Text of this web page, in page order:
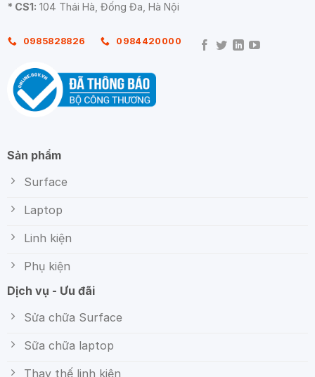
* CS1: 104 Thái Hà, Đống Đa, Hà Nội
0985828826 0984420000
Sản phẩm
Surface
Laptop
Linh kiện
Phụ kiện
Dịch vụ - Ưu đãi
Sửa chữa Surface
Sữa chữa laptop
Thay thế linh kiện